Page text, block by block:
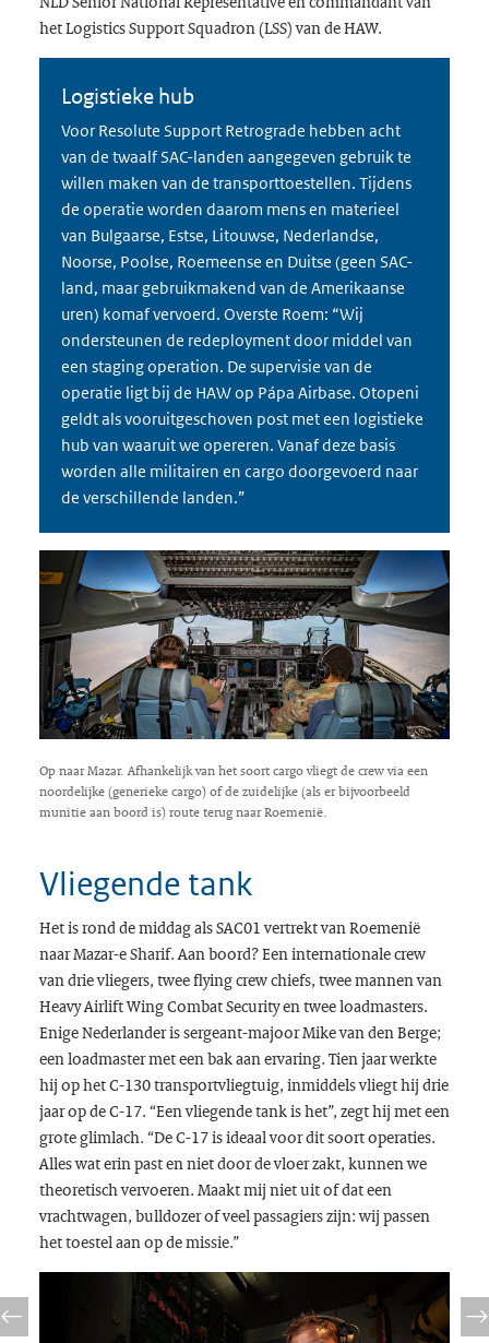
het Logistics Support Squadron (LSS) van de HAW.
Logistieke hub
Voor Resolute Support Retrograde hebben acht
van de twaalf SAC-landen aangegeven gebruik te
willen maken van de transporttoestellen. Tijdens
de operatie worden daarom mens en materieel
van Bulgaarse, Estse, Litouwse, Nederlandse,
Noorse, Poolse, Roemeense en Duitse (geen SAC-
land, maar gebruikmakend van de Amerikaanse
uren) komaf vervoerd. Overste Roem: “Wij
ondersteunen de redeployment door middel van
een staging operation. De supervisie van de
operatie ligt bij de HAW op Pápa Airbase. Otopeni
geldt als vooruitgeschoven post met een logistieke
hub van waaruit we opereren. Vanaf deze basis
worden alle militairen en cargo doorgevoerd naar
de verschillende landen.”
Op naar Mazar. Afhankelijk van het soort cargo vliegt de crew via een
noordelijke (generieke cargo) of de zuidelijke (als er bijvoorbeeld
munitie aan boord is) route terug naar Roemenië.
Vliegende tank
Het is rond de middag als SAC01 vertrekt van Roemenië
naar Mazar-e Sharif. Aan boord? Een internationale crew
van drie vliegers, twee flying crew chiefs, twee mannen van
Heavy Airlift Wing Combat Security en twee loadmasters.
Enige Nederlander is sergeant-majoor Mike van den Berge;
een loadmaster met een bak aan ervaring. Tien jaar werkte
hij op het C-130 transportvliegtuig, inmiddels vliegt hij drie
jaar op de C-17. “Een vliegende tank is het”, zegt hij met een
grote glimlach. “De C-17 is ideaal voor dit soort operaties.
Alles wat erin past en niet door de vloer zakt, kunnen we
theoretisch vervoeren. Maakt mij niet uit of dat een
vrachtwagen, bulldozer of veel passagiers zijn: wij passen
het toestel aan op de missie.”